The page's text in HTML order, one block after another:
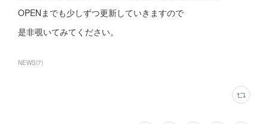
OPENまでも少しずつ更新していきますので
是非覗いてみてください。
NEWS(7)